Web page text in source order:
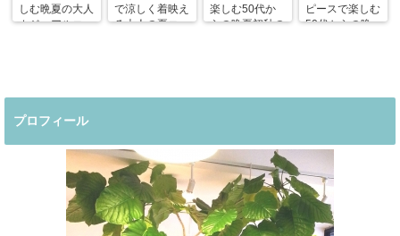
しむ晩夏の大人
カジュアルコー
で涼しく着映え
る大人の夏コー
楽しむ50代か
らの晩夏初秋の
ピースで楽しむ
50代からの晩
プロフィール